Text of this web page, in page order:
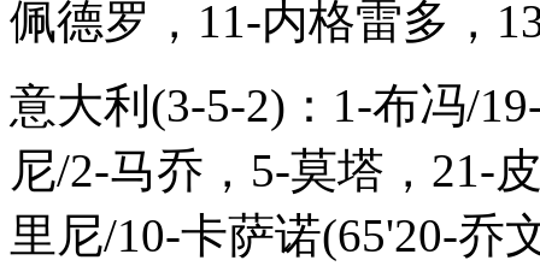
佩德罗，11-内格雷多，
意大利(3-5-2)：1-布冯/
尼/2-马乔，5-莫塔，21-
里尼/10-卡萨诺(65'20-乔